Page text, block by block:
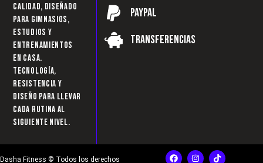
calidad, diseñado
para gimnasios,
estudios y
entrenamientos
en casa.
Tecnología,
resistencia y
diseño para llevar
cada rutina al
siguiente nivel.
Paypal
Transferencias
Dasha Fitness © Todos los derechos
F I T